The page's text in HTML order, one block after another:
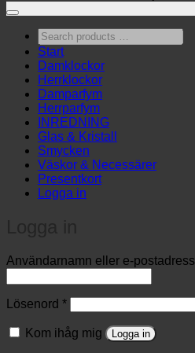
Search
products
…
Start
Damklockor
Herrklockor
Damparfym
Herrparfym
INREDNING
Glas & Kristall
Smycken
Väskor & Necessärer
Presentkort
Logga in
Användarnamn eller e-postadress
Lösenord *Obligatoriskt
Kom ihåg mig Logga in